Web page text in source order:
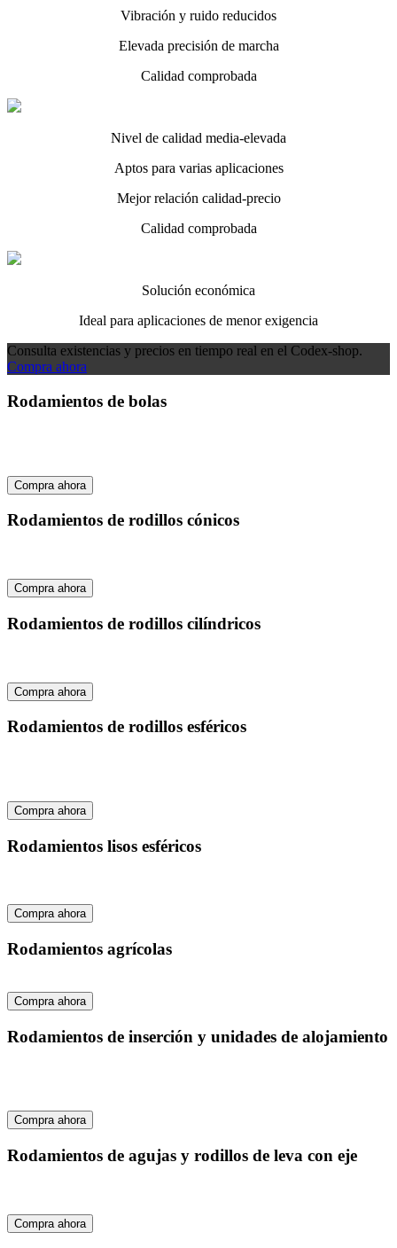
Vibración y ruido reducidos
Elevada precisión de marcha
Calidad comprobada
Nivel de calidad media-elevada
Aptos para varias aplicaciones
Mejor relación calidad-precio
Calidad comprobada
Solución económica
Ideal para aplicaciones de menor exigencia
Consulta existencias y precios en tiempo real en el Codex-shop.
Compra ahora
Rodamientos de bolas
Compra ahora
Rodamientos de rodillos cónicos
Compra ahora
Rodamientos de rodillos cilíndricos
Compra ahora
Rodamientos de rodillos esféricos
Compra ahora
Rodamientos lisos esféricos
Compra ahora
Rodamientos agrícolas
Compra ahora
Rodamientos de inserción y unidades de alojamiento
Compra ahora
Rodamientos de agujas y rodillos de leva con eje
Compra ahora